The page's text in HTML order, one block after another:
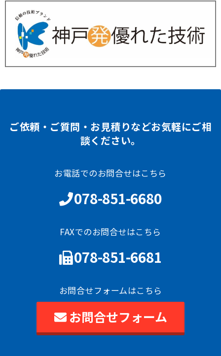
ご依頼・ご質問・お見積りなどお気軽にご相
談ください。
お電話でのお問合せはこちら
078-851-6680
FAXでのお問合せはこちら
078-851-6681
お問合せフォームはこちら
お問合せフォーム